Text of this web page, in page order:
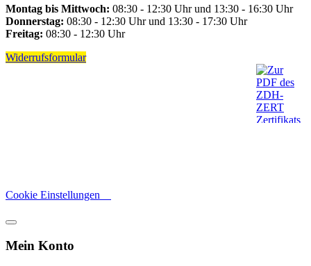
Montag bis Mittwoch: 08:30 - 12:30 Uhr und 13:30 - 16:30 Uhr
Donnerstag: 08:30 - 12:30 Uhr und 13:30 - 17:30 Uhr
Freitag: 08:30 - 12:30 Uhr
Widerrufsformular
Cookie Einstellungen
Mein Konto